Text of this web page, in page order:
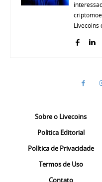
Livecoins
Sobre o Livecoins
Politica Editorial
Política de Privacidade
Termos de Uso
Contato